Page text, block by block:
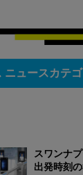
ニュースカテ
スワンナ
出発時刻
International